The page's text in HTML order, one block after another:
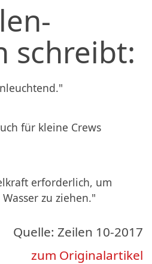
schreibt:
für kleine Crews
erforderlich, um
zu ziehen."
Quelle: Zeilen 10-2017
zum Originalartikel